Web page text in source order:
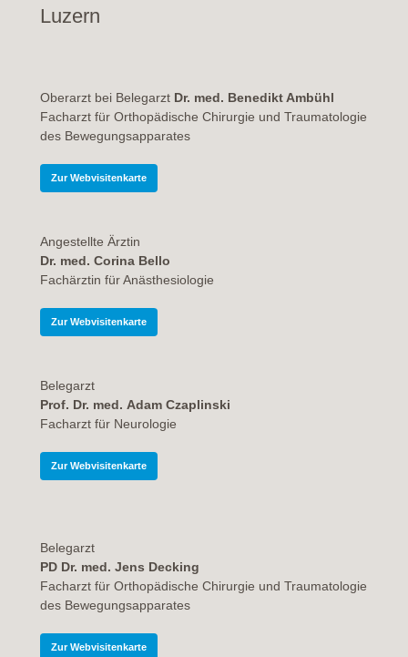
Luzern
Oberarzt bei Belegarzt Dr. med. Benedikt Ambühl
Facharzt für Orthopädische Chirurgie und Traumatologie
des Bewegungsapparates
Zur Webvisitenkarte
Angestellte Ärztin
Dr. med. Corina Bello
Fachärztin für Anästhesiologie
Zur Webvisitenkarte
Belegarzt
Prof. Dr. med. Adam Czaplinski
Facharzt für Neurologie
Zur Webvisitenkarte
Belegarzt
PD Dr. med. Jens Decking
Facharzt für Orthopädische Chirurgie und Traumatologie
des Bewegungsapparates
Zur Webvisitenkarte